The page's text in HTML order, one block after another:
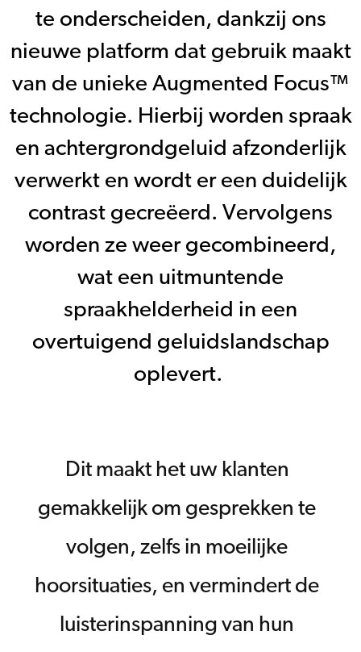
te onderscheiden, dankzij ons
nieuwe platform dat gebruik maakt
van de unieke Augmented Focus™
technologie. Hierbij worden spraak
en achtergrondgeluid afzonderlijk
verwerkt en wordt er een duidelijk
contrast gecreëerd. Vervolgens
worden ze weer gecombineerd,
wat een uitmuntende
spraakhelderheid in een
overtuigend geluidslandschap
oplevert.
Dit maakt het uw klanten
gemakkelijk om gesprekken te
volgen, zelfs in moeilijke
hoorsituaties, en vermindert de
luisterinspanning van hun